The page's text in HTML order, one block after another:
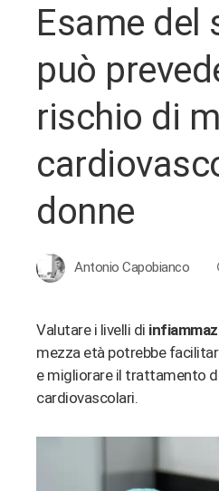
Esame del
può
rischio di
donne
Antonio Capobianco
Valutare i livelli di
mezza età potrebbe
e migliorare il trattamento
cardiovascolari.